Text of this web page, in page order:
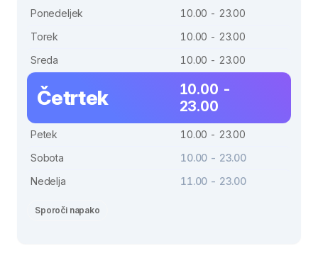
Ponedeljek
10.00 - 23.00
Torek
10.00 - 23.00
Sreda
10.00 - 23.00
Četrtek
10.00 -
23.00
Petek
10.00 - 23.00
Sobota
10.00 - 23.00
Nedelja
11.00 - 23.00
Sporoči napako